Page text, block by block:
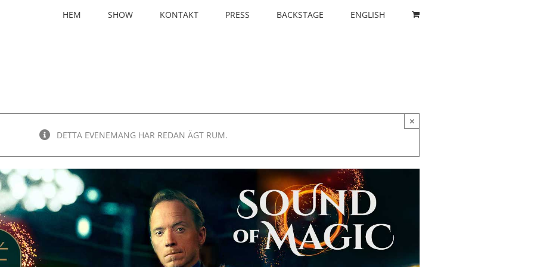
HEM SHOW KONTAKT PRESS BACKSTAGE ENGLISH
DETTA EVENEMANG HAR REDAN ÄGT RUM.
×